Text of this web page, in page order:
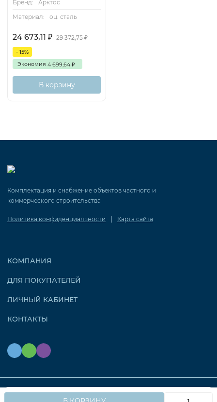
Бренд:
Арктос
Материал:
оц. сталь
24 673,11 ₽ 29 372,75₽
- 15%
Экономия 4 699,64 ₽
В корзину
Комплектация и снабжение объектов частного и
коммерческого строительства
Политика конфиденциальности | Карта сайта
КОМПАНИЯ
ДЛЯ ПОКУПАТЕЛЕЙ
ЛИЧНЫЙ КАБИНЕТ
КОНТАКТЫ